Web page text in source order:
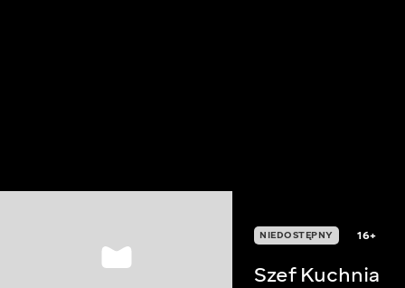
NIEDOSTĘPNY 16+
Szef Kuchnia